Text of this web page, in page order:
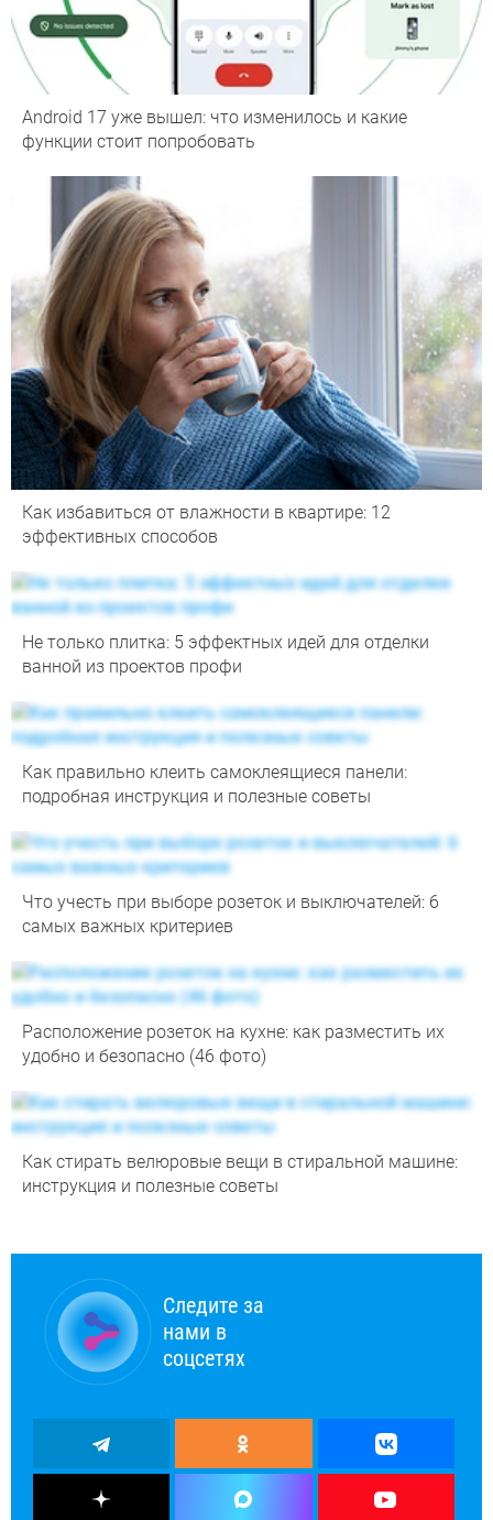
Android 17 уже вышел: что изменилось и какие
функции стоит попробовать
Как избавиться от влажности в квартире: 12
эффективных способов
Не только плитка: 5 эффектных идей для отделки
ванной из проектов профи
Как правильно клеить самоклеящиеся панели:
подробная инструкция и полезные советы
Что учесть при выборе розеток и выключателей: 6
самых важных критериев
Расположение розеток на кухне: как разместить их
удобно и безопасно (46 фото)
Как стирать велюровые вещи в стиральной машине:
инструкция и полезные советы
Следите за
нами в
соцсетях